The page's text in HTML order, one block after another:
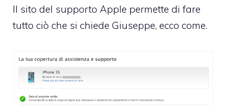
Il sito del supporto Apple permette di fare
tutto ciò che si chiede Giuseppe, ecco come.